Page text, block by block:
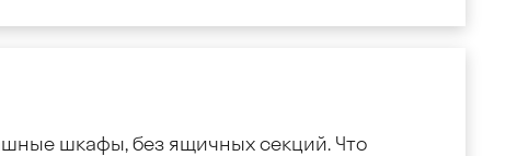
шкафы, без ящичных секций. Что